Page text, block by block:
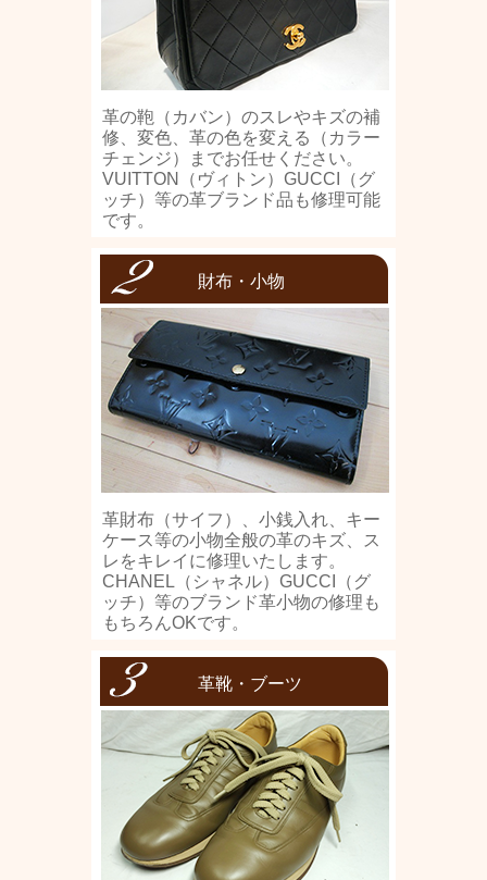
革の鞄（カバン）のスレやキズの補
修、変色、革の色を変える（カラー
チェンジ）までお任せください。
VUITTON（ヴィトン）GUCCI（グ
ッチ）等の革ブランド品も修理可能
です。
財布・小物
革財布（サイフ）、小銭入れ、キー
ケース等の小物全般の革のキズ、ス
レをキレイに修理いたします。
CHANEL（シャネル）GUCCI（グ
ッチ）等のブランド革小物の修理も
もちろんOKです。
革靴・ブーツ